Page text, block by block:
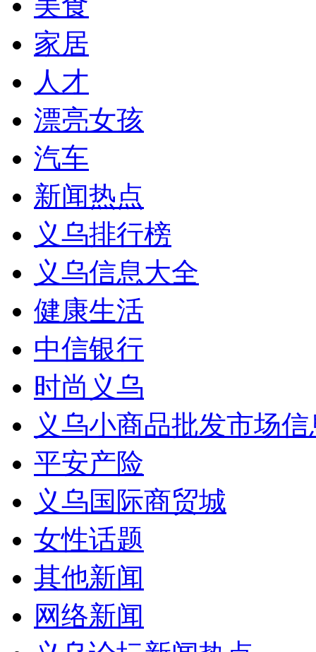
家居
人才
漂亮女孩
汽车
新闻热点
义乌排行榜
义乌信息大全
健康生活
中信银行
时尚义乌
义乌小商品批发市场
平安产险
义乌国际商贸城
女性话题
其他新闻
网络新闻